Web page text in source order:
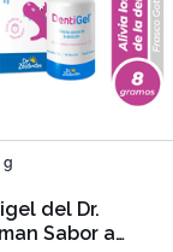
g
del Dr.
Sabor a